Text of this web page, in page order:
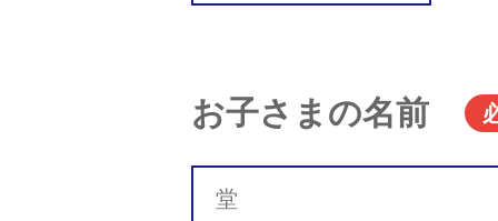
お子さまの名前